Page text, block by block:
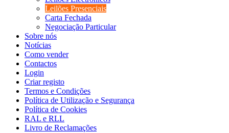
Leilões Presenciais
Carta Fechada
Negociação Particular
Sobre nós
Notícias
Como vender
Contactos
Login
Criar registo
Termos e Condições
Política de Utilização e Segurança
Política de Cookies
RAL e RLL
Livro de Reclamações